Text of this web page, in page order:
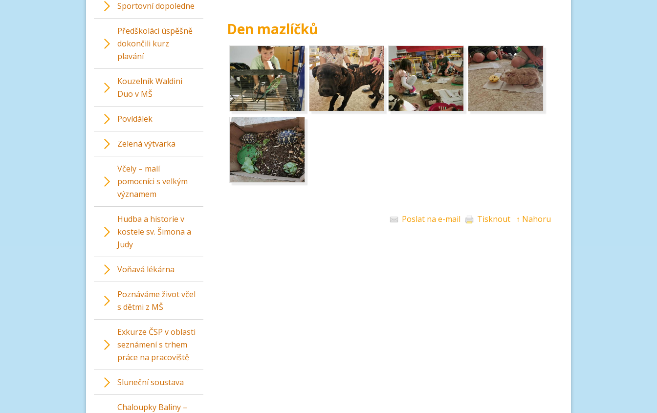
Den mazlíčků
Poslat na e-mail Tisknout ↑ Nahoru
Sportovní dopoledne
Předškoláci úspěšně
dokončili kurz
plavání
Kouzelník Waldini
Duo v MŠ
Povídálek
Zelená výtvarka
Včely – malí
pomocníci s velkým
významem
Hudba a historie v
kostele sv. Šimona a
Judy
Voňavá lékárna
Poznáváme život včel
s dětmi z MŠ
Exkurze ČSP v oblasti
seznámení s trhem
práce na pracoviště
Sluneční soustava
Chaloupky Baliny –